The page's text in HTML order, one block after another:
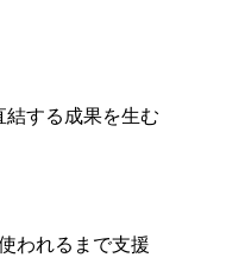
する成果を生む
われるまで支援